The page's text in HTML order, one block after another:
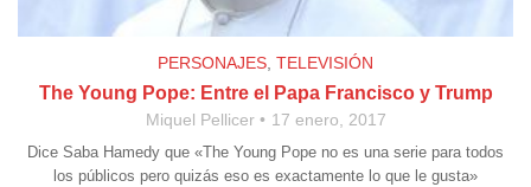
PERSONAJES TELEVISIÓN
The Young Pope: Entre el Papa Francisco y Trump
Miquel Pellicer 17 enero, 2017
Dice Saba Hamedy que «The Young Pope no es una serie para todos
los públicos pero quizás eso es exactamente lo que le gusta»